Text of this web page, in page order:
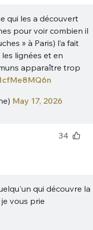
qui les a découvert
pour voir combien il
» à Paris) l’a fait
lignées et en
apparaître trop
May 17, 2026
34
qui découvre la
vous prie
?
Ma propre